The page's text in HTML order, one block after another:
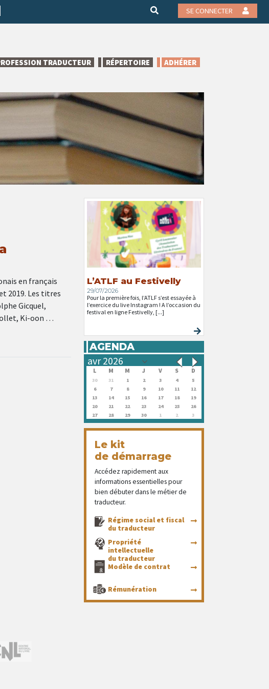
SE CONNECTER
TRADUCTEUR RÉPERTOIRE ADHÉRER
en français
2019. Les titres
Gicquel,
Ki-oon …
L’ATLF au Festivelly
29/07/2026
Pour la première fois, l’ATLF s’est essayée à
l’exercice du live Instagram ! A l’occasion du
festival en ligne Festivelly, [...]
AGENDA
L M M J V S D
30 31 1 2 3 4
5
6
7 8 9 10 11
12
13
14 15 16 17 18
19
20
21 22 23 24 25
26
27
28 29 30 1 2 3
Le kit
de démarrage
Accédez rapidement aux
informations essentielles pour
bien débuter dans le métier de
traducteur.
Régime social et fiscal
du traducteur
Propriété
intellectuelle
du traducteur
Modèle de contrat
Rémunération